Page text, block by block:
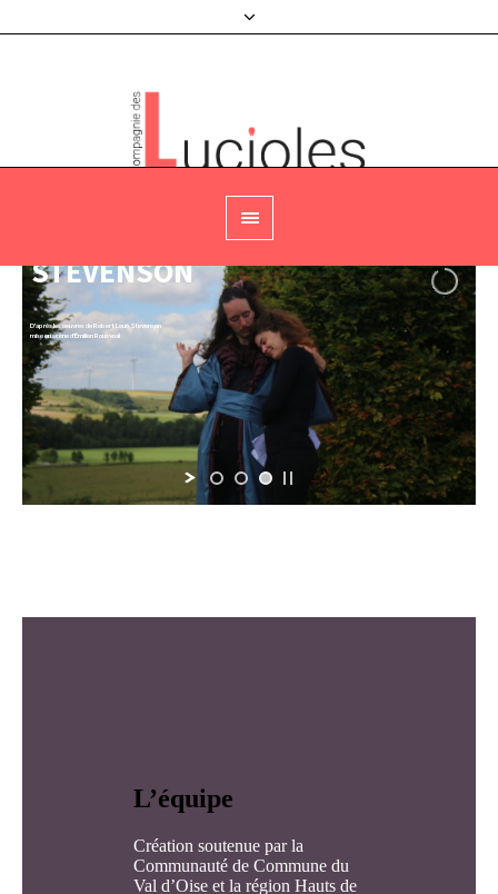
Agenda
D'après les oeuvres de Robert Louis Stevenson
mise en scène d'Émilien Rousvoal
STEVENSON
L’équipe
Création soutenue par la
Communauté de Commune du
Val d’Oise et la région Hauts de